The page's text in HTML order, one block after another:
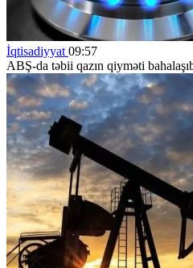
İqtisadiyyat 09:57
ABŞ-da təbii qazın qiyməti